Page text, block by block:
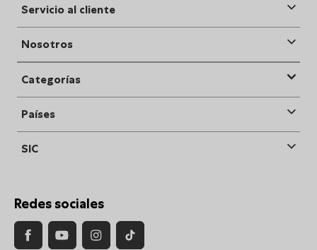
Servicio al cliente
Nosotros
Categorías
Países
SIC
Redes sociales